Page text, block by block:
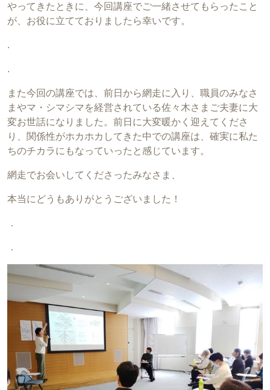
やってきたときに、今回講座でご一緒させてもらったこと
が、お役に立てておりましたら幸いです。
.
.
また今回の講座では、前日から網走に入り、職員のみなさ
まやマ・シマシマを経営されている佐々木さまご夫妻に大
変お世話になりました。前日に大変暖かく迎えてくださ
り、関係性がホカホカしてきた中での講座は、確実に私た
ちのチカラにもなっていったと感じています。
網走でお会いしてくださったみなさま、
本当にどうもありがとうございました！
．
．